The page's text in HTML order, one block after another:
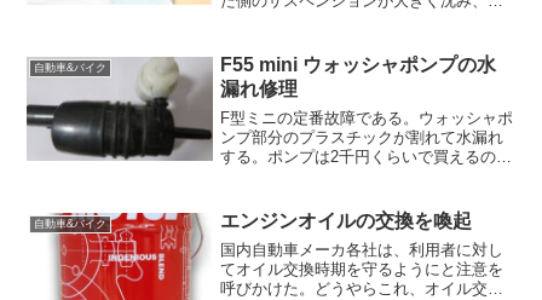
相当する部分が描かれていない。下は独
立懸架のラジコンシャーシ...
自動車&バイク
F55 mini ウォッシャポンプの水
漏れ修理
F型ミニの定番故障である。ウォッシャポ
ンプ部分のプラスチックが割れて水漏れ
する。ポンプは2千円くらいで買えるのだ
はフィルタか何かだろうか？この白い部
分とポンプ本体が接続さ...
自動車&バイク エンジンオイルの交換を喚起
国内自動車メーカ各社は、利用者に対し
てオイル交換時期を守るようにと注意を
呼びかけた。どうやらこれ、オイル交換